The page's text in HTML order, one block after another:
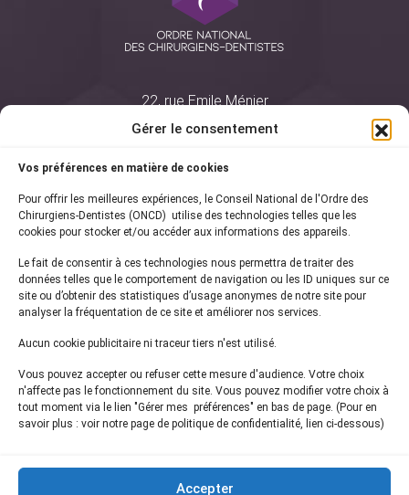
Gérer le consentement
Vos préférences en matière de cookies
Pour offrir les meilleures expériences, le Conseil National de l'Ordre des
Chirurgiens-Dentistes (ONCD) utilise des technologies telles que les
cookies pour stocker et/ou accéder aux informations des appareils.
Le fait de consentir à ces technologies nous permettra de traiter des
données telles que le comportement de navigation ou les ID uniques sur ce
site ou d’obtenir des statistiques d’usage anonymes de notre site pour
analyser la fréquentation de ce site et améliorer nos services.
Aucun cookie publicitaire ni traceur tiers n'est utilisé.
Vous pouvez accepter ou refuser cette mesure d'audience. Votre choix
n'affecte pas le fonctionnement du site. Vous pouvez modifier votre choix à
tout moment via le lien "Gérer mes préférences" en bas de page. (Pour en
savoir plus : voir notre page de politique de confidentialité, lien ci-dessous)
Accepter
22, rue Emile Ménier
75761 Paris Cedex 16
01 44 34 78 80
courrier@oncd.org
Actualités
Presse
Informations légales
Plan du site
Inscrivez-vous à notrenewsletter